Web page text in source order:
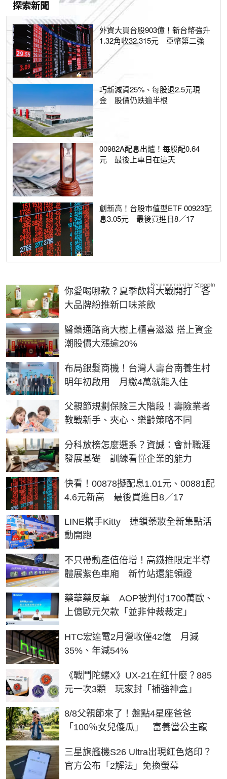
探索新聞
外資大買台股903億！新台幣強升
1.32角收32.315元 亞幣第二強
巧新減資25%、每股退2.5元現
金 股價仍跌逾半根
00982A配息出爐！每股配0.64
元 最後上車日在這天
創新高！台股市值型ETF 00923配
息3.05元 最後買進日8／17
你愛喝哪款？夏季飲料大戰開打 各
大品牌紛推新口味茶飲
醫藥通路商大樹上櫃喜滋滋 搭上資金
潮股價大漲逾20%
布局銀髮商機！台灣人壽台南養生村
明年初啟用 月繳4萬就能入住
父親節規劃保險三大階段！壽險業者
教戰新手、夾心、樂齡策略不同
分科放榜怎麼選系？資誠：會計職涯
發展基礎 訓練看懂企業的能力
快看！00878擬配息1.01元、00881配
4.6元新高 最後買進日8／17
LINE攜手Kitty 連鎖藥妝全新集點活
動開跑
不只帶動產值倍增！高鐵推限定半導
體展紫色車廂 新竹站還能領證
藥華藥反擊 AOP被判付1700萬歐、
上億歐元欠款「並非仲裁裁定」
HTC宏達電2月營收僅42億 月減
35%、年減54%
《戰鬥陀螺X》UX-21在紅什麼？885
元一次3顆 玩家封「補強神盒」
8/8父親節來了！盤點4星座爸爸
「100％女兒傻瓜」 富養當公主寵
三星旗艦機S26 Ultra出現紅色烙印？
官方公布「2解法」免換螢幕
Recommended by